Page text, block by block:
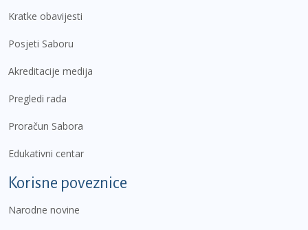
Kratke obavijesti
Posjeti Saboru
Akreditacije medija
Pregledi rada
Proračun Sabora
Edukativni centar
Korisne poveznice
Narodne novine